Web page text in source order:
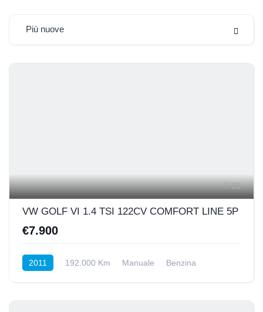
Più nuove
21
VW GOLF VI 1.4 TSI 122CV COMFORT LINE 5P
€7.900
2011 192.000 Km Manuale
Benzina